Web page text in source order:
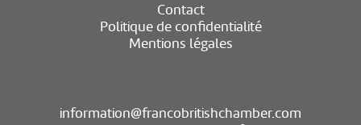
Contact
Politique de confidentialité
Mentions légales
information@francobritishchamber.com